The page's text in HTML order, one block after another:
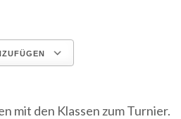
mit den Klassen zum Turnier.